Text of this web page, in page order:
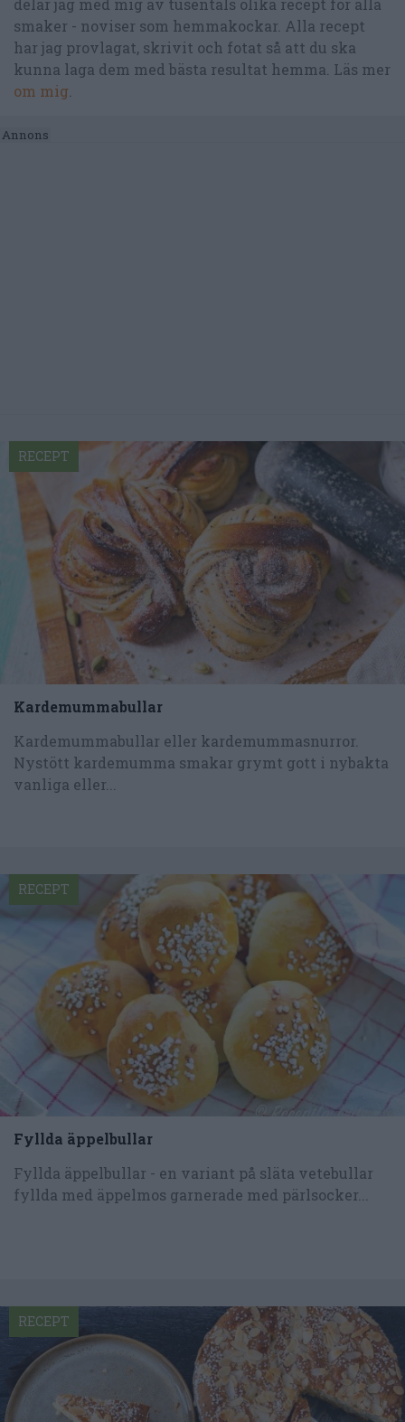
delar jag med mig av tusentals olika recept för alla
smaker - noviser som hemmakockar. Alla recept
har jag provlagat, skrivit och fotat så att du ska
kunna laga dem med bästa resultat hemma. Läs mer
om mig
Kardemummabullar
Kardemummabullar eller kardemummasnurror.
Nystött kardemumma smakar grymt gott i nybakta
vanliga eller...
RECEPT
Fyllda äppelbullar
Fyllda äppelbullar - en variant på släta vetebullar
fyllda med äppelmos garnerade med pärlsocker...
RECEPT
RECEPT